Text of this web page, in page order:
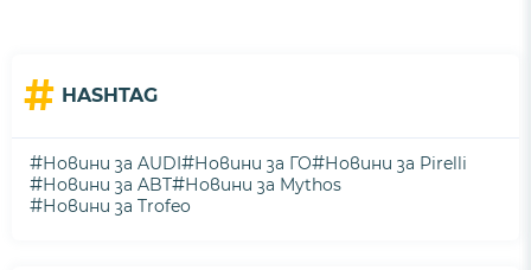
# HASHTAG
#Новини за AUDI #Новини за ГО#Новини за Pirelli
#Новини за ABT#Новини за Mythos
#Новини за Trofeo